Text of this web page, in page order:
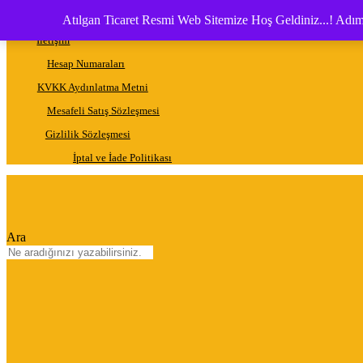
Atılgan Ticaret Resmi Web Sitemize Hoş Geldiniz...!
Hakkımızda
İletişim
Hesap Numaraları
KVKK Aydınlatma Metni
Mesafeli Satış Sözleşmesi
Gizlilik Sözleşmesi
İptal ve İade Politikası
Ara